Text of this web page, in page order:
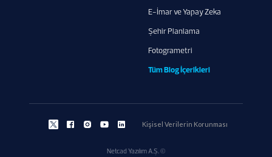
E-İmar ve Yapay Zeka
Şehir Planlama
Fotogrametri
Tüm Blog İçerikleri
Kişisel Verilerin Korunması
Netcad Yazılım A.Ş. ©